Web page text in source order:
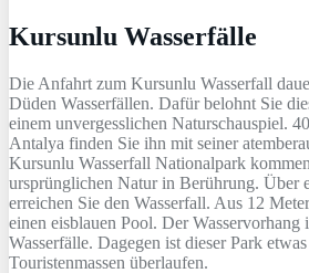
Kursunlu Wasserfälle
Die Anfahrt zum Kursunlu Wasserfall
Düden Wasserfällen. Dafür belohnt Sie
einem unvergesslichen Naturschauspiel.
Antalya finden Sie ihn mit seiner
Kursunlu Wasserfall Nationalpark
ursprünglichen Natur in Berührung. Über
erreichen Sie den Wasserfall. Aus 12
einen eisblauen Pool. Der Wasservorhang
Wasserfälle. Dagegen ist dieser Park
Touristenmassen überlaufen.